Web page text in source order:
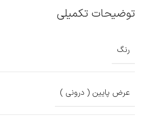
توضیحات تکمیلی
رنگ
عرض پایین ( درونی )